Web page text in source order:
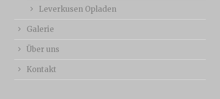
Leverkusen Opladen
Galerie
Über uns
Kontakt